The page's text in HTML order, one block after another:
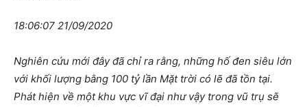
18:06:07 21/09/2020
Nghiên cứu mới đây đã chỉ ra rằng, những hố đen siêu lớn
với khối lượng bằng 100 tỷ lần Mặt trời có lẽ đã tồn tại.
Phát hiện về một khu vực vĩ đại như vậy trong vũ trụ sẽ